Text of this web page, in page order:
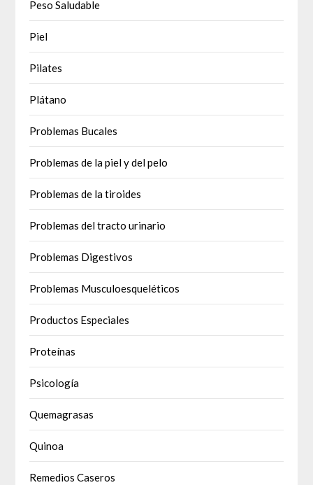
Peso Saludable
Piel
Pilates
Plátano
Problemas Bucales
Problemas de la piel y del pelo
Problemas de la tiroides
Problemas del tracto urinario
Problemas Digestivos
Problemas Musculoesqueléticos
Productos Especiales
Proteínas
Psicología
Quemagrasas
Quinoa
Remedios Caseros